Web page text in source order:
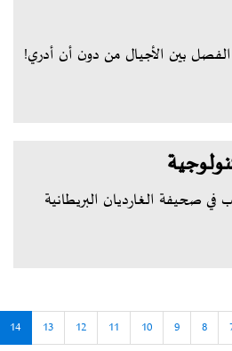
بين الأجيال من دون أن أدري!
صحيفة الغارديان البريطانية
8
9
10
11
12
13
14